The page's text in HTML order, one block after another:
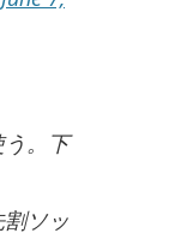
。下
ソッ